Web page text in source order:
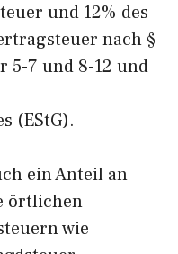
und 12% des
nach §
5-7 und 8-12 und
(EStG).
ein Anteil an
örtlichen
wie